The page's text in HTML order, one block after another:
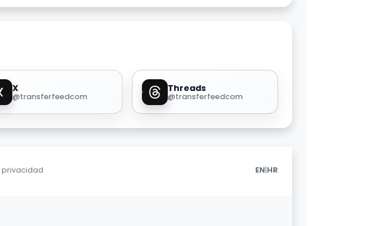
X
@transferfeedcom
Threads
@transferfeedcom
privacidad EN|HR